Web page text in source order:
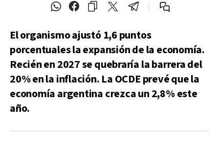
El organismo ajustó 1,6 puntos
porcentuales la expansión de la economía.
Recién en 2027 se quebraría la barrera del
20% en la inflación. La OCDE prevé que la
economía argentina crezca un 2,8% este
año.